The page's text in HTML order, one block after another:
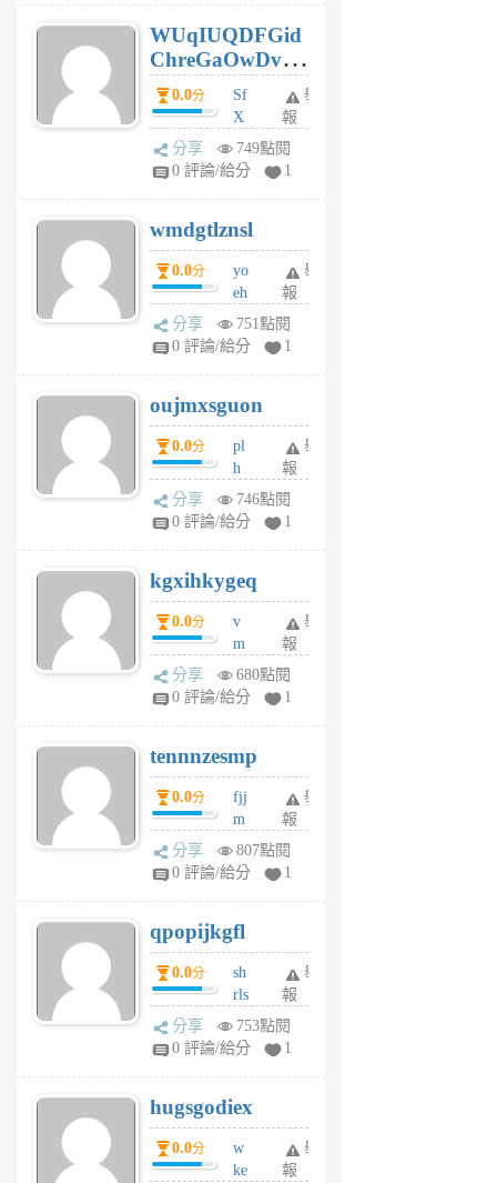
個
月
前
WUqIUQDFGid
ChreGaOwDv
dY0.0分
Sf
X
Pe
Jc
R
P
m
v
A
V
個
月
前
舉
報
分享
749點閱
0 評論/給分
1
wmdgtlznsl
0.0分
yo
eh
ld
gy
個
月
前
舉
報
分享
751點閱
0 評論/給分
1
oujmxsguon
0.0分
pl
h
wi
w
6
個
月
前
舉
報
分享
746點閱
0 評論/給分
1
kgxihkygeq
0.0分
v
m
sg
sr
6
個
月
前
舉
報
分享
680點閱
0 評論/給分
1
tennnzesmp
0.0分
fjj
m
w
rs
6
個
月
前
舉
報
分享
807點閱
0 評論/給分
1
qpopijkgfl
0.0分
sh
rls
k
m
6
個
月
前
舉
報
分享
753點閱
0 評論/給分
1
hugsgodiex
0.0分
w
ke
舉
報